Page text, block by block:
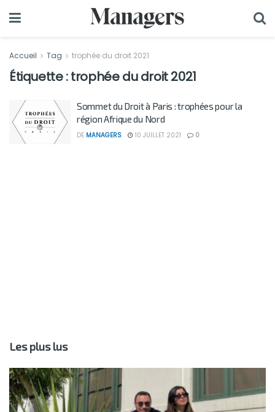
Accueil Tag trophée du droit 2021
Étiquette :trophée du droit 2021
Sommet du Droit à Paris : trophées pour la
région Afrique du Nord
DE MANAGERS 10 JUILLET 2021 0
Les plus lus